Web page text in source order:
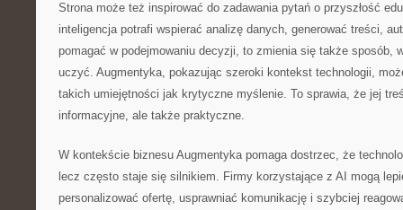
Strona może też inspirować do zadawania pytań o przyszłość
inteligencja potrafi wspierać analizę danych, generować treści,
pomagać w podejmowaniu decyzji, to zmienia się także sposób,
uczyć. Augmentyka, pokazując szeroki kontekst technologii,
takich umiejętności jak krytyczne myślenie. To sprawia, że jej
informacyjne, ale także praktyczne.
W kontekście biznesu Augmentyka pomaga dostrzec, że
lecz często staje się silnikiem. Firmy korzystające z AI mogą
personalizować ofertę, usprawniać komunikację i szybciej